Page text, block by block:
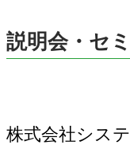
説明会・セ
株式会社シス